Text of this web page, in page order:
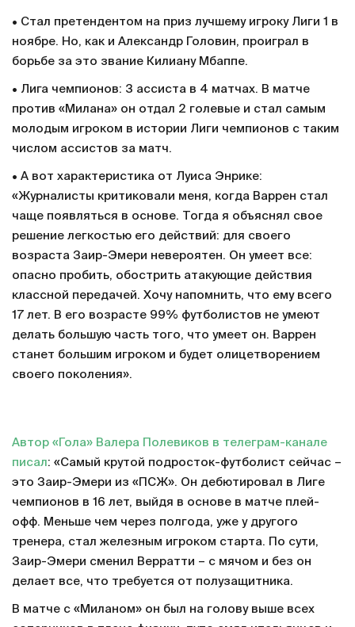
• Стал претендентом на приз лучшему игроку Лиги 1 в
ноябре. Но, как и Александр Головин, проиграл в
борьбе за это звание Килиану Мбаппе.
• Лига чемпионов: 3 ассиста в 4 матчах. В матче
против «Милана» он отдал 2 голевые и стал самым
молодым игроком в истории Лиги чемпионов с таким
числом ассистов за матч.
• А вот характеристика от Луиса Энрике:
«Журналисты критиковали меня, когда Варрен стал
чаще появляться в основе. Тогда я объяснял свое
решение легкостью его действий: для своего
возраста Заир-Эмери невероятен. Он умеет все:
опасно пробить, обострить атакующие действия
классной передачей. Хочу напомнить, что ему всего
17 лет. В его возрасте 99% футболистов не умеют
делать большую часть того, что умеет он. Варрен
станет большим игроком и будет олицетворением
своего поколения».
Автор «Гола» Валера Полевиков в телеграм-канале
писал: «Самый крутой подросток-футболист сейчас –
это Заир-Эмери из «ПСЖ». Он дебютировал в Лиге
чемпионов в 16 лет, выйдя в основе в матче плей-
офф. Меньше чем через полгода, уже у другого
тренера, стал железным игроком старта. По сути,
Заир-Эмери сменил Верратти – с мячом и без он
делает все, что требуется от полузащитника.
В матче с «Миланом» он был на голову выше всех